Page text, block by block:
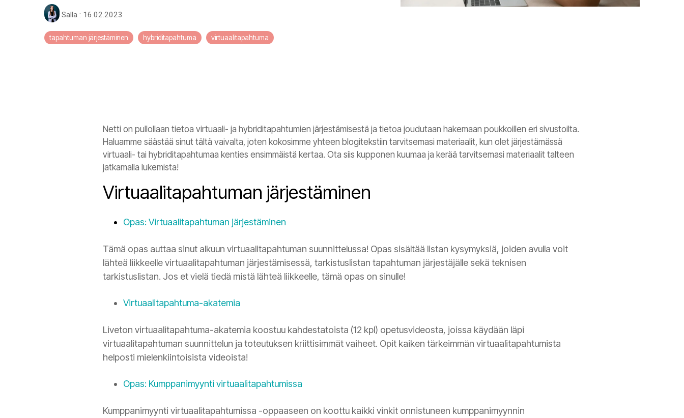
Salla : 16.02.2023
tapahtuman järjestäminen hybriditapahtuma virtuaalitapahtuma
Netti on pullollaan tietoa virtuaali- ja hybriditapahtumien järjestämisestä ja tietoa joudutaan hakemaan poukkoillen eri sivustoilta.
Haluamme säästää sinut tältä vaivalta, joten kokosimme yhteen blogitekstiin tarvitsemasi materiaalit, kun olet järjestämässä
virtuaali- tai hybriditapahtumaa kenties ensimmäistä kertaa. Ota siis kupponen kuumaa ja kerää tarvitsemasi materiaalit talteen
jatkamalla lukemista!
Virtuaalitapahtuman järjestäminen
Opas: Virtuaalitapahtuman järjestäminen
Tämä opas auttaa sinut alkuun virtuaalitapahtuman suunnittelussa! Opas sisältää listan kysymyksiä, joiden avulla voit
lähteä liikkeelle virtuaalitapahtuman järjestämisessä, tarkistuslistan tapahtuman järjestäjälle sekä teknisen
tarkistuslistan. Jos et vielä tiedä mistä lähteä liikkeelle, tämä opas on sinulle!
Virtuaalitapahtuma-akatemia
Liveton virtuaalitapahtuma-akatemia koostuu kahdestatoista (12 kpl) opetusvideosta, joissa käydään läpi
virtuaalitapahtuman suunnittelun ja toteutuksen kriittisimmät vaiheet. Opit kaiken tärkeimmän virtuaalitapahtumista
helposti mielenkiintoisista videoista!
Opas: Kumppanimyynti virtuaalitapahtumissa
Kumppanimyynti virtuaalitapahtumissa -oppaaseen on koottu kaikki vinkit onnistuneen kumppanimyynnin